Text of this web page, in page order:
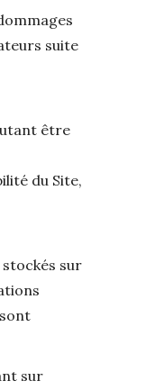
suite
être
du Site,
stockés sur
sur